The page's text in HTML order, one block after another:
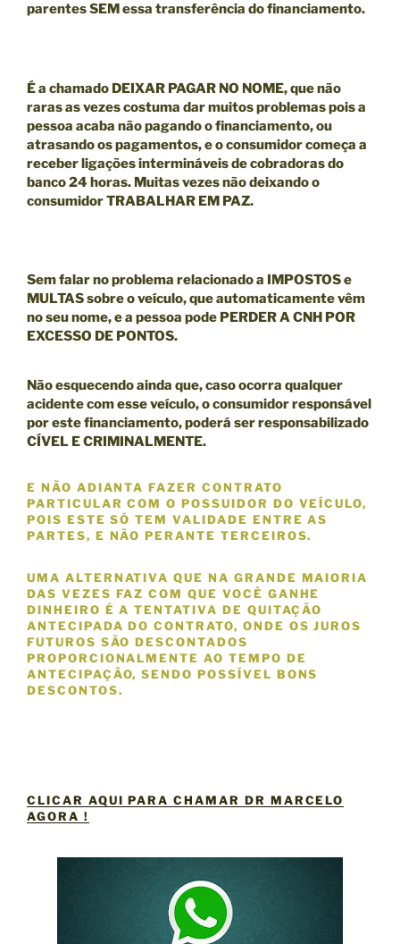
parentes SEM essa transferência do financiamento.
É a chamado DEIXAR PAGAR NO NOME,que não
raras as vezes costuma dar muitos problemas pois a
pessoa acaba não pagando o financiamento, ou
atrasando os pagamentos, e o consumidor começa a
receber ligações intermináveis de cobradoras do
banco 24 horas. Muitas vezes não deixando o
consumidor TRABALHAR EM PAZ.
Sem falar no problema relacionado a IMPOSTOS e
MULTAS sobre o veículo, que automaticamente vêm
no seu nome, e a pessoa pode PERDER A CNH POR
EXCESSO DE PONTOS.
Não esquecendo ainda que, caso ocorra qualquer
acidente com esse veículo, o consumidor responsável
por este financiamento, poderá ser responsabilizado
CÍVEL E CRIMINALMENTE.
E NÃO ADIANTA FAZER CONTRATO
PARTICULAR COM O POSSUIDOR DO VEÍCULO,
POIS ESTE SÓ TEM VALIDADE ENTRE AS
PARTES, E NÃO PERANTE TERCEIROS.
UMA ALTERNATIVA QUE NA GRANDE MAIORIA
DAS VEZES FAZ COM QUE VOCÊ GANHE
DINHEIRO É A TENTATIVA DE QUITAÇÃO
ANTECIPADA DO CONTRATO, ONDE OS JUROS
FUTUROS SÃO DESCONTADOS
PROPORCIONALMENTE AO TEMPO DE
ANTECIPAÇÃO, SENDO POSSÍVEL BONS
DESCONTOS.
CLICAR AQUI PARA CHAMAR DR MARCELO
AGORA !